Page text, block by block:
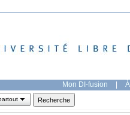
Mon DI-fusion |